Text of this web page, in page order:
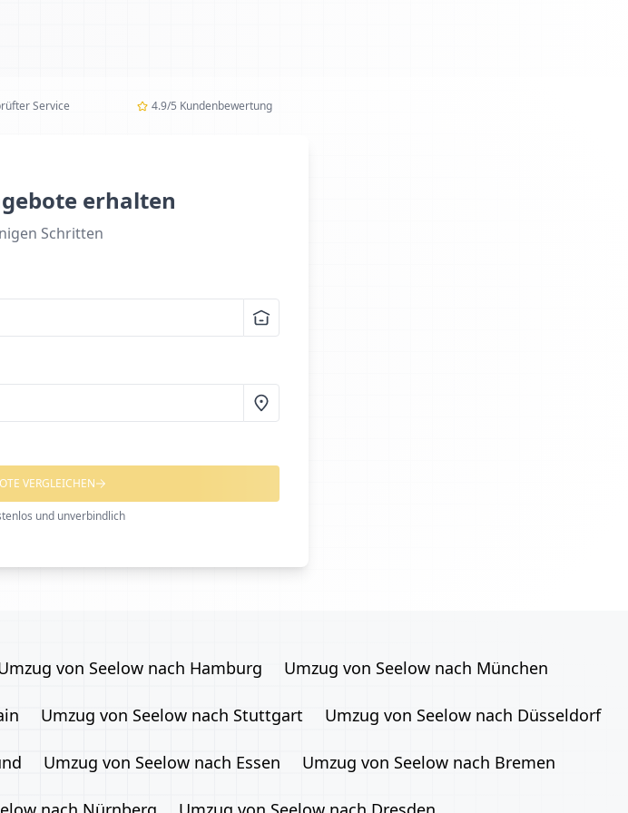
Service 4.9/5 Kundenbewertung
erhalten
Schritten
VERGLEICHEN
und unverbindlich
von Seelow nach Hamburg Umzug von Seelow nach München
Umzug von Seelow nach Stuttgart Umzug von Seelow nach Düsseldorf
Umzug von Seelow nach Essen Umzug von Seelow nach Bremen